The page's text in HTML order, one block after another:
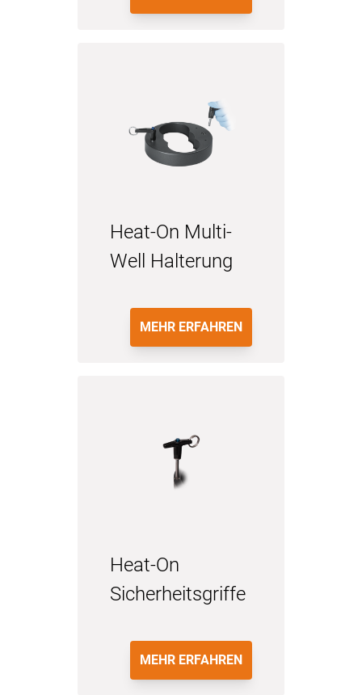
Heat-On Multi-
Well Halterung
MEHR ERFAHREN
Heat-On
Sicherheitsgriffe
MEHR ERFAHREN